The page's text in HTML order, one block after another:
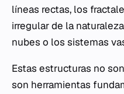
líneas rectas, los
irregular de la
nubes o los sistemas
Estas estructuras no
son herramientas